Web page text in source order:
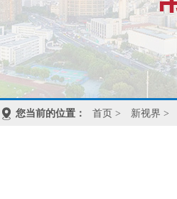
您当前的位置： 首页 > 新视界 >